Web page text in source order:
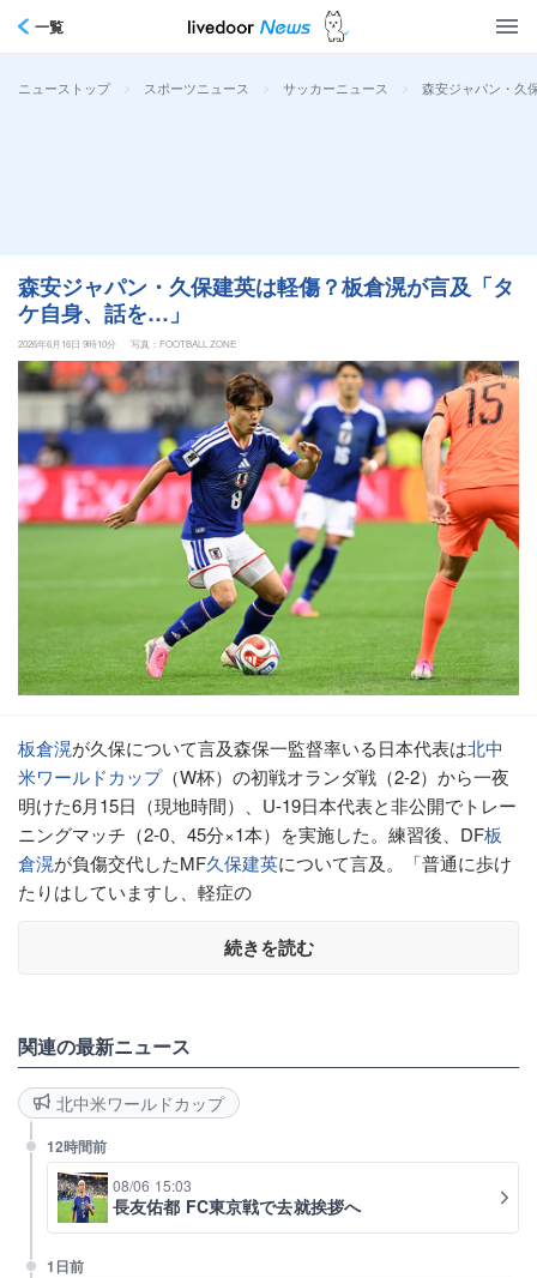
一覧
ニューストップ > スポーツニュース > サッカーニュース > 森安ジャパン・久
森安ジャパン・久保建英は軽傷？板倉滉が言及「タ
ケ自身、話を…」
2026年6月16日 9時10分 写真：FOOTBALL ZONE
板倉滉が久保について言及森保一監督率いる日本代表は北中
米ワールドカップ（W杯）の初戦オランダ戦（2-2）から一夜
明けた6月15日（現地時間）、U-19日本代表と非公開でトレー
ニングマッチ（2-0、45分×1本）を実施した。練習後、DF板
倉滉が負傷交代したMF久保建英について言及。「普通に歩け
たりはしていますし、軽症の
続きを読む
関連の最新ニュース
北中米ワールドカップ
12時間前
08/06 15:03
長友佑都 FC東京戦で去就挨拶へ
1日前